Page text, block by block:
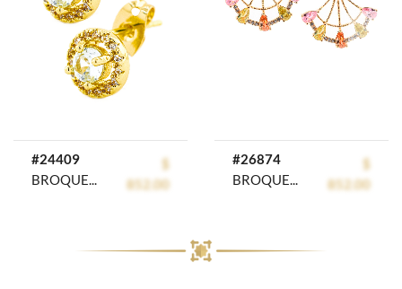
#24409
$
852.00
#26874
$
852.00
next